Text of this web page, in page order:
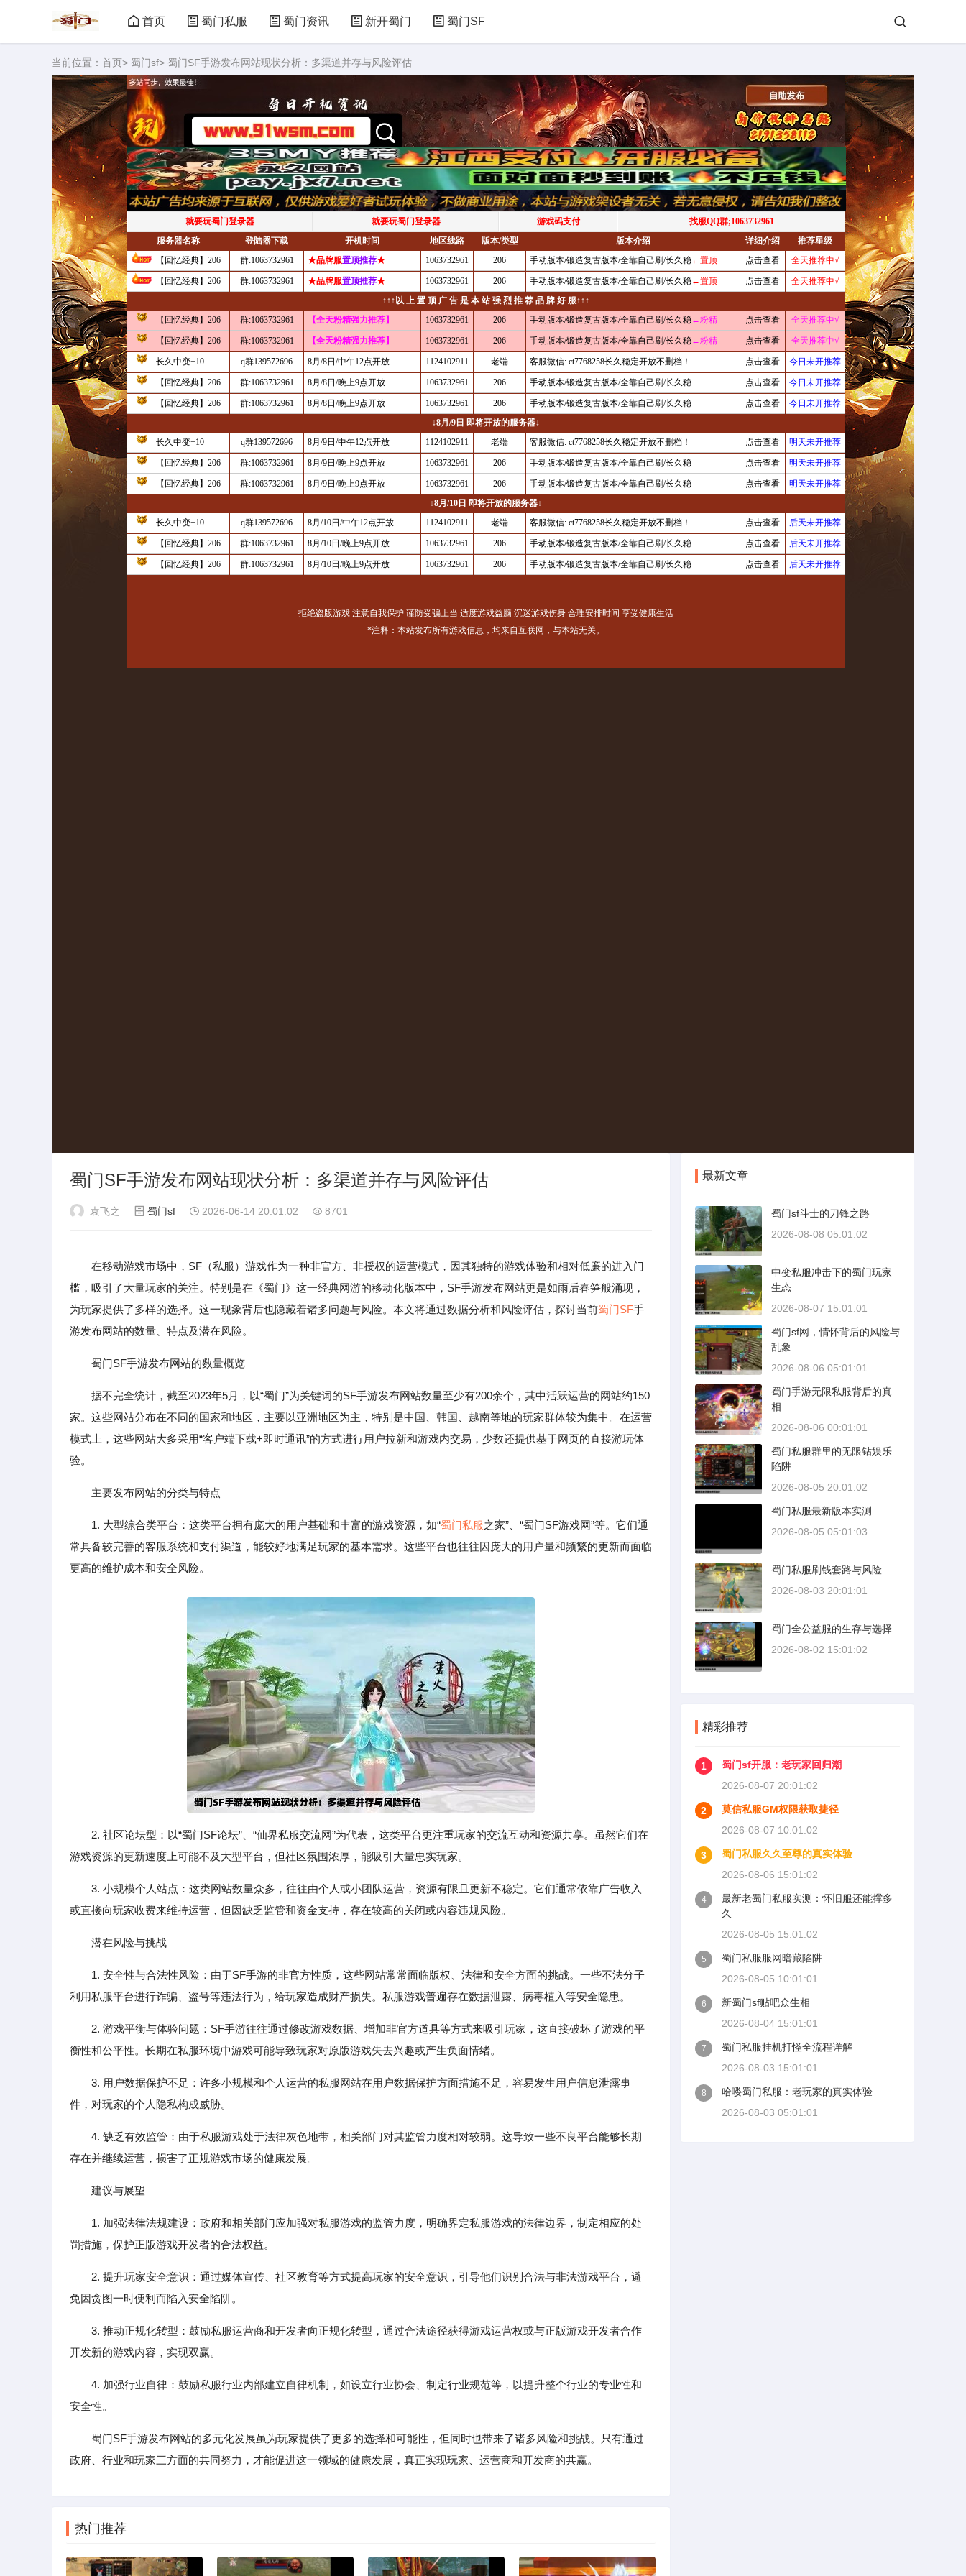
首页 蜀门私服 蜀门资讯 新开蜀门 蜀门SF
当前位置： 首页> 蜀门sf> 蜀门SF手游发布网站现状分析：多渠道并存与风险评估
蜀门SF手游发布网站现状分析：多渠道并存与风险评估
袁飞之 蜀门sf 2026-06-14 20:01:02 8701
在移动游戏市场中，SF（私服）游戏作为一种非官方、非授权的运营模式，因其独特的游戏体验和相对低廉的进入门
槛，吸引了大量玩家的关注。特别是在《蜀门》这一经典网游的移动化版本中，SF手游发布网站更是如雨后春笋般涌现，
为玩家提供了多样的选择。这一现象背后也隐藏着诸多问题与风险。本文将通过数据分析和风险评估，探讨当前蜀门SF手
游发布网站的数量、特点及潜在风险。
蜀门SF手游发布网站的数量概览
据不完全统计，截至2023年5月，以“蜀门”为关键词的SF手游发布网站数量至少有200余个，其中活跃运营的网站约150
家。这些网站分布在不同的国家和地区，主要以亚洲地区为主，特别是中国、韩国、越南等地的玩家群体较为集中。在运营
模式上，这些网站大多采用“客户端下载+即时通讯”的方式进行用户拉新和游戏内交易，少数还提供基于网页的直接游玩体
验。
主要发布网站的分类与特点
1. 大型综合类平台：这类平台拥有庞大的用户基础和丰富的游戏资源，如“蜀门私服之家”、“蜀门SF游戏网”等。它们通
常具备较完善的客服系统和支付渠道，能较好地满足玩家的基本需求。这些平台也往往因庞大的用户量和频繁的更新而面临
更高的维护成本和安全风险。
2. 社区论坛型：以“蜀门SF论坛”、“仙界私服交流网”为代表，这类平台更注重玩家的交流互动和资源共享。虽然它们在
游戏资源的更新速度上可能不及大型平台，但社区氛围浓厚，能吸引大量忠实玩家。
3. 小规模个人站点：这类网站数量众多，往往由个人或小团队运营，资源有限且更新不稳定。它们通常依靠广告收入
或直接向玩家收费来维持运营，但因缺乏监管和资金支持，存在较高的关闭或内容违规风险。
潜在风险与挑战
1. 安全性与合法性风险：由于SF手游的非官方性质，这些网站常常面临版权、法律和安全方面的挑战。一些不法分子
利用私服平台进行诈骗、盗号等违法行为，给玩家造成财产损失。私服游戏普遍存在数据泄露、病毒植入等安全隐患。
2. 游戏平衡与体验问题：SF手游往往通过修改游戏数据、增加非官方道具等方式来吸引玩家，这直接破坏了游戏的平
衡性和公平性。长期在私服环境中游戏可能导致玩家对原版游戏失去兴趣或产生负面情绪。
3. 用户数据保护不足：许多小规模和个人运营的私服网站在用户数据保护方面措施不足，容易发生用户信息泄露事
件，对玩家的个人隐私构成威胁。
4. 缺乏有效监管：由于私服游戏处于法律灰色地带，相关部门对其监管力度相对较弱。这导致一些不良平台能够长期
存在并继续运营，损害了正规游戏市场的健康发展。
建议与展望
1. 加强法律法规建设：政府和相关部门应加强对私服游戏的监管力度，明确界定私服游戏的法律边界，制定相应的处
罚措施，保护正版游戏开发者的合法权益。
2. 提升玩家安全意识：通过媒体宣传、社区教育等方式提高玩家的安全意识，引导他们识别合法与非法游戏平台，避
免因贪图一时便利而陷入安全陷阱。
3. 推动正规化转型：鼓励私服运营商和开发者向正规化转型，通过合法途径获得游戏运营权或与正版游戏开发者合作
开发新的游戏内容，实现双赢。
4. 加强行业自律：鼓励私服行业内部建立自律机制，如设立行业协会、制定行业规范等，以提升整个行业的专业性和
安全性。
蜀门SF手游发布网站的多元化发展虽为玩家提供了更多的选择和可能性，但同时也带来了诸多风险和挑战。只有通过
政府、行业和玩家三方面的共同努力，才能促进这一领域的健康发展，真正实现玩家、运营商和开发商的共赢。
热门推荐
最新文章
蜀门sf斗士的刀锋之路
2026-08-08 05:01:02
中变私服冲击下的蜀门玩家
生态
2026-08-07 15:01:01
蜀门sf网，情怀背后的风险与
乱象
2026-08-06 05:01:01
蜀门手游无限私服背后的真
相
2026-08-06 00:01:01
蜀门私服群里的无限钻娱乐
陷阱
2026-08-05 20:01:02
蜀门私服最新版本实测
2026-08-05 05:01:03
蜀门私服刷钱套路与风险
2026-08-03 20:01:01
蜀门全公益服的生存与选择
2026-08-02 15:01:02
精彩推荐
1
蜀门sf开服：老玩家回归潮
2026-08-07 20:01:02
2
莫信私服GM权限获取捷径
2026-08-07 10:01:02
3
蜀门私服久久至尊的真实体验
2026-08-06 15:01:02
4
最新老蜀门私服实测：怀旧服还能撑多
久
2026-08-05 15:01:02
5
蜀门私服服网暗藏陷阱
2026-08-05 10:01:01
6
新蜀门sf贴吧众生相
2026-08-04 15:01:01
7
蜀门私服挂机打怪全流程详解
2026-08-03 15:01:01
8
哈喽蜀门私服：老玩家的真实体验
2026-08-03 05:01:01